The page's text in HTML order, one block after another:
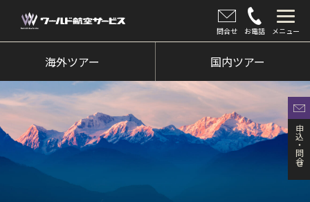
問合せ お電話 メニュー
海外ツアー
国内ツアー
クルーズツアー
ツアー催行状況
海外ツアー 国内ツアー
申込・問合せ